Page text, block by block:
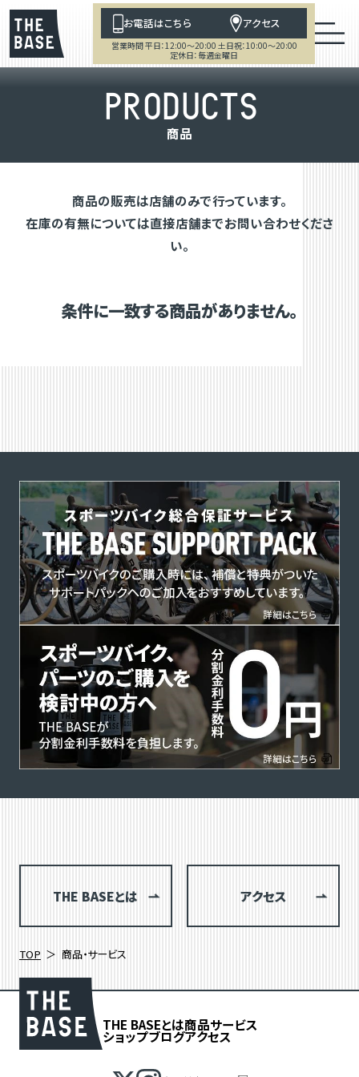
お電話はこちら アクセス
営業時間 平日：12:00～20:00 土日祝：10:00～20:00
定休日：毎週金曜日
PRODUCTS
商品
商品の販売は店舗のみで行っています。
在庫の有無については直接店舗までお問い合わせくださ
い。
条件に一致する商品がありません。
THE BASEとは アクセス
TOP 商品・サービス
THE BASEとは商品サービス
ショップブログアクセス